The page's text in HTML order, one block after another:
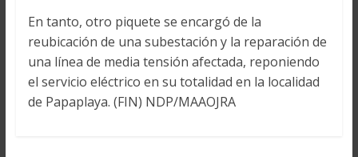
En tanto, otro piquete se encargó de la
reubicación de una subestación y la reparación de
una línea de media tensión afectada, reponiendo
el servicio eléctrico en su totalidad en la localidad
de Papaplaya. (FIN) NDP/MAAOJRA